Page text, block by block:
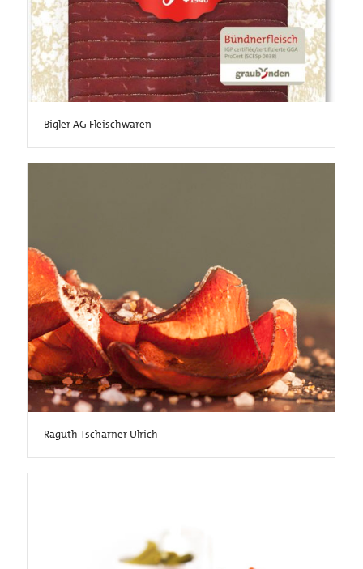
Bigler AG Fleischwaren
Raguth Tscharner Ulrich